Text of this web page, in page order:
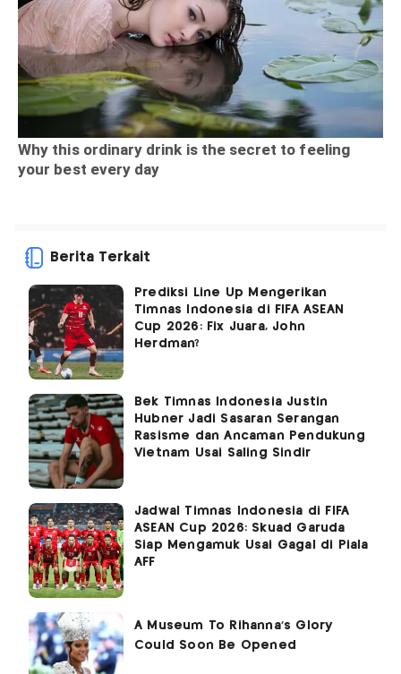
Berita Terkait
Prediksi Line Up Mengerikan
Timnas Indonesia di FIFA ASEAN
Cup 2026: Fix Juara, John
Herdman?
Bek Timnas Indonesia Justin
Hubner Jadi Sasaran Serangan
Rasisme dan Ancaman Pendukung
Vietnam Usai Saling Sindir
Jadwal Timnas Indonesia di FIFA
ASEAN Cup 2026: Skuad Garuda
Siap Mengamuk Usai Gagal di Piala
AFF